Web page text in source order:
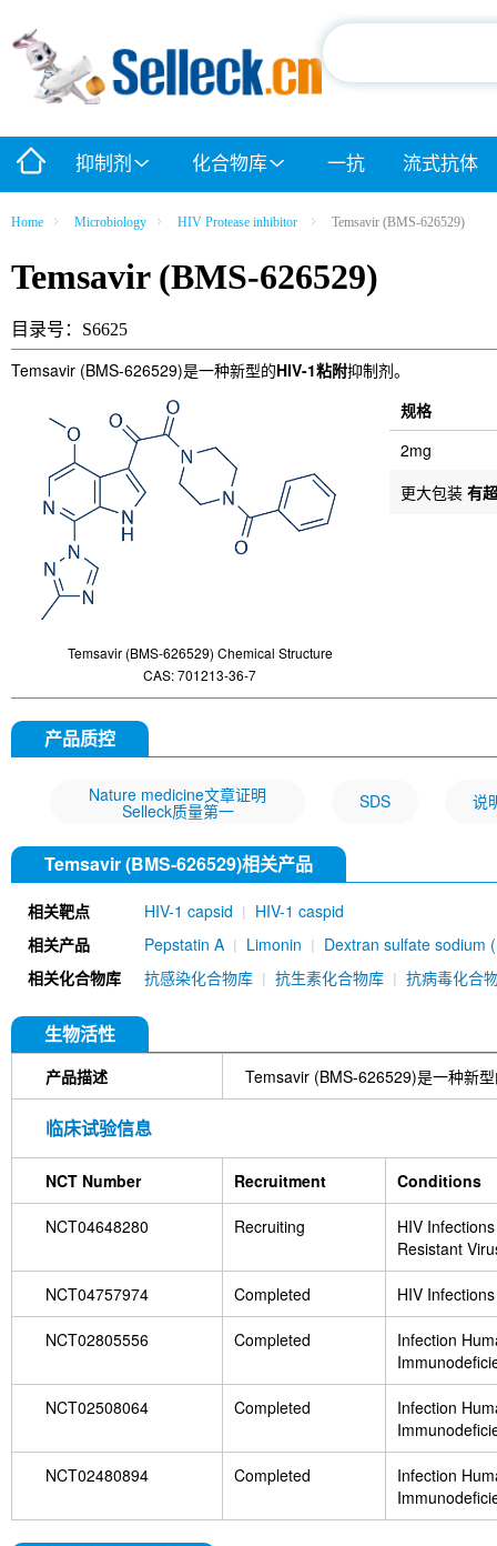
抑制剂 化合物库 一抗 流式抗体
Home Microbiology HIV Protease inhibitor Temsavir (BMS-626529)
Temsavir (BMS-626529)
目录号：S6625
Temsavir (BMS-626529)是一种新型的HIV-1粘附抑制剂。
Temsavir (BMS-626529) Chemical Structure
CAS: 701213-36-7
规格
2mg
更大包装 有
产品质控
Nature medicine文章证明
Selleck质量第一 SDS 说
Temsavir (BMS-626529)相关产品
相关靶点 HIV-1 capsid
HIV-1 caspid
相关产品
Pepstatin A Limonin
Dextran sulfate sodium
相关化合物库
抗感染化合物库 抗生素化合物库 抗病毒化合
生物活性
产品描述 Temsavir (BMS-626529)是一种新
临床试验信息
NCT Number Recruitment Conditions
NCT04648280 Recruiting
HIV
Resistant
NCT04757974 Completed HIV Infections
NCT02805556 Completed
Infection
NCT02508064 Completed
Infection
NCT02480894 Completed
Infection